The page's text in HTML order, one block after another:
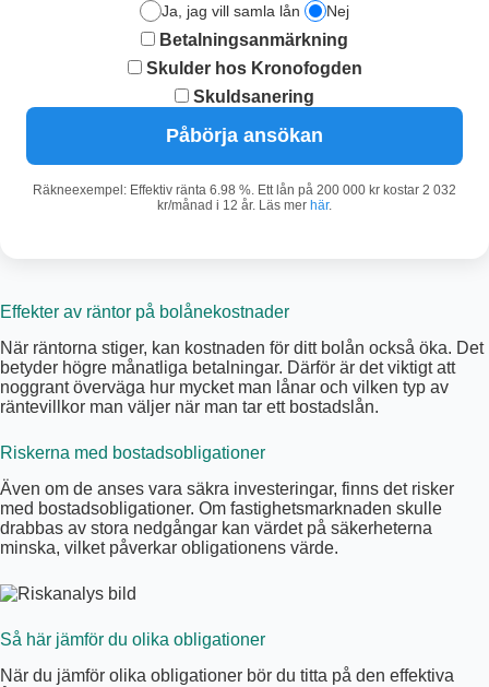
Ja, jag vill samla lån Nej
Betalningsanmärkning
Skulder hos Kronofogden
Skuldsanering
Påbörja ansökan
Räkneexempel: Effektiv ränta 6.98 %. Ett lån på 200 000 kr kostar 2 032
kr/månad i 12 år. Läs mer här.
Effekter av räntor på bolånekostnader
När räntorna stiger, kan kostnaden för ditt bolån också öka. Det
betyder högre månatliga betalningar. Därför är det viktigt att
noggrant överväga hur mycket man lånar och vilken typ av
räntevillkor man väljer när man tar ett bostadslån.
Riskerna med bostadsobligationer
Även om de anses vara säkra investeringar, finns det risker
med bostadsobligationer. Om fastighetsmarknaden skulle
drabbas av stora nedgångar kan värdet på säkerheterna
minska, vilket påverkar obligationens värde.
Så här jämför du olika obligationer
När du jämför olika obligationer bör du titta på den effektiva